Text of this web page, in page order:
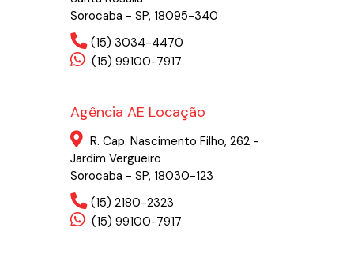
Sorocaba - SP, 18095-340
(15) 3034-4470
(15) 99100-7917
Agência AE Locação
R. Cap. Nascimento Filho, 262 -
Jardim Vergueiro
Sorocaba - SP, 18030-123
(15) 2180-2323
(15) 99100-7917